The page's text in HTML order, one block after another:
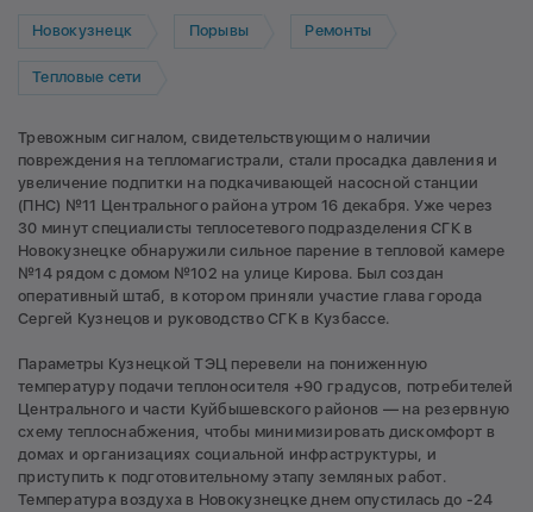
Новокузнецк Порывы Ремонты
Тепловые сети
Тревожным сигналом, свидетельствующим о наличии
повреждения на тепломагистрали, стали просадка давления и
увеличение подпитки на подкачивающей насосной станции
(ПНС) №11 Центрального района утром 16 декабря. Уже через
30 минут специалисты теплосетевого подразделения СГК в
Новокузнецке обнаружили сильное парение в тепловой камере
№14 рядом с домом №102 на улице Кирова. Был создан
оперативный штаб, в котором приняли участие глава города
Сергей Кузнецов и руководство СГК в Кузбассе.
Параметры Кузнецкой ТЭЦ перевели на пониженную
температуру подачи теплоносителя +90 градусов, потребителей
Центрального и части Куйбышевского районов — на резервную
схему теплоснабжения, чтобы минимизировать дискомфорт в
домах и организациях социальной инфраструктуры, и
приступить к подготовительному этапу земляных работ.
Температура воздуха в Новокузнецке днем опустилась до -24